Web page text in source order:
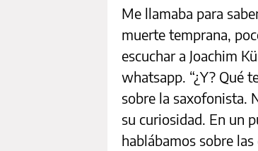
Me llamaba para
muerte temprana,
escuchar a Joachim
whatsapp. “¿Y? Qué
sobre la saxofonista.
su curiosidad. En un
hablábamos sobre